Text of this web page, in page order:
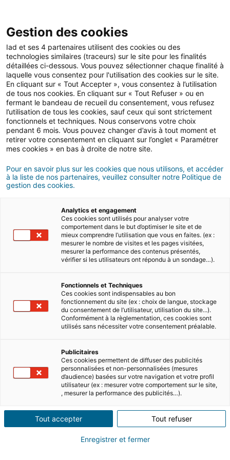
@TODO
*Tous nos conseillers sont des agents commerciaux indépendants
de la SAS I@D France immatriculés au RSAC (sans détention de
fonds) titulaires de la carte de démarchage immobilier pour le
compte de la société I@D France. ** Classement FrenchWeb500
2021 https://www.frenchweb.fr/fw500 ET
https://www.journaldelagence.com/1203475-iad-arrive-en-tete-du-
classement-fw500-frenchweb-dans-le-secteur-proptech
Devenir Conseiller
Le Groupe
Nous rejoindre
Portugal
Espagne
Mexique
UK
Etats-Unis
Suivez-nous
Gestion des cookies
Iad et ses 4 partenaires utilisent des cookies ou des
technologies similaires (traceurs) sur le site pour les finalités
détaillées ci-dessous. Vous pouvez sélectionner chaque finalité à
laquelle vous consentez pour l'utilisation des cookies sur le site.
En cliquant sur « Tout Accepter », vous consentez à l’utilisation
de tous nos cookies. En cliquant sur « Tout Refuser » ou en
fermant le bandeau de recueil du consentement, vous refusez
l’utilisation de tous les cookies, sauf ceux qui sont strictement
fonctionnels et techniques. Nous conservons votre choix
pendant 6 mois. Vous pouvez changer d’avis à tout moment et
retirer votre consentement en cliquant sur l’onglet « Paramétrer
mes cookies » en bas à droite de notre site.
Pour en savoir plus sur les cookies que nous utilisons, et accéder
à la liste de nos partenaires, veuillez consulter notre Politique de
gestion des cookies.
Analytics et engagement
Ces cookies sont utilisés pour analyser votre
comportement dans le but d’optimiser le site et de
mieux comprendre l’utilisation que vous en faites. (ex :
mesurer le nombre de visites et les pages visitées,
mesurer la performance des contenus présentés,
vérifier si les utilisateurs ont répondu à un sondage…).
Fonctionnels et Techniques
Ces cookies sont indispensables au bon
fonctionnement du site (ex : choix de langue, stockage
du consentement de l’utilisateur, utilisation du site...).
Conformément à la règlementation, ces cookies sont
utilisés sans nécessiter votre consentement préalable.
Publicitaires
Ces cookies permettent de diffuser des publicités
personnalisées et non-personnalisées (mesures
d’audience) basées sur votre navigation et votre profil
utilisateur (ex : mesurer votre comportement sur le site,
, mesurer la performance des publicités…).
Tout accepter Tout refuser
Enregistrer et fermer